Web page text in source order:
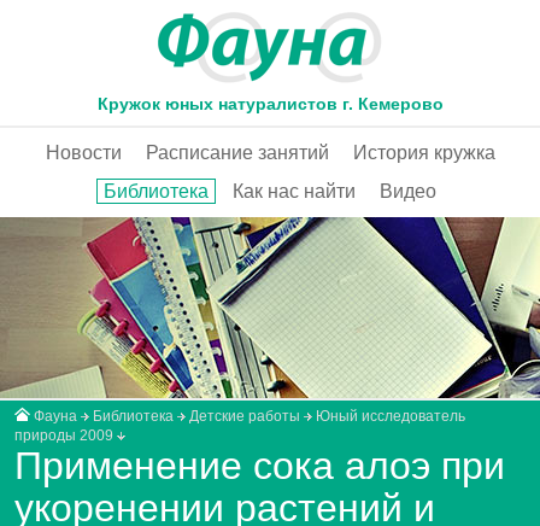
Кружок юных натуралистов г. Кемерово
Новости Расписание занятий
История кружка
Библиотека
Как нас найти Видео
Фауна Библиотека Детские работы
Юный исследователь
природы 2009
Применение сока алоэ при
укоренении растений и